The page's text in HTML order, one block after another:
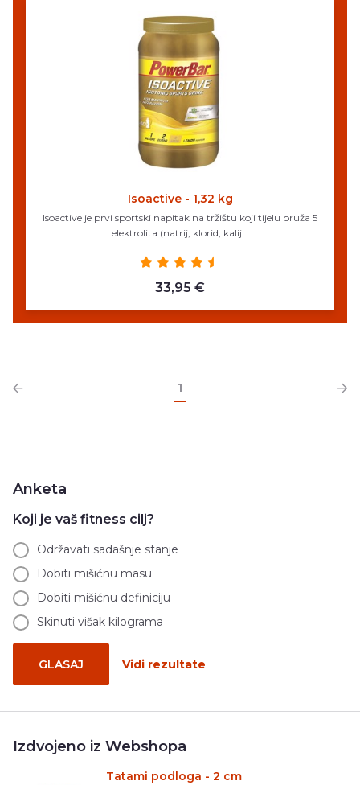
Isoactive - 1,32 kg
Isoactive je prvi sportski napitak na tržištu koji tijelu pruža 5
elektrolita (natrij, klorid, kalij...
33,95 €
1
Anketa
Koji je vaš fitness cilj?
Održavati sadašnje stanje
Dobiti mišićnu masu
Dobiti mišićnu definiciju
Skinuti višak kilograma
GLASAJ Vidi rezultate
Izdvojeno iz Webshopa
Tatami podloga - 2 cm